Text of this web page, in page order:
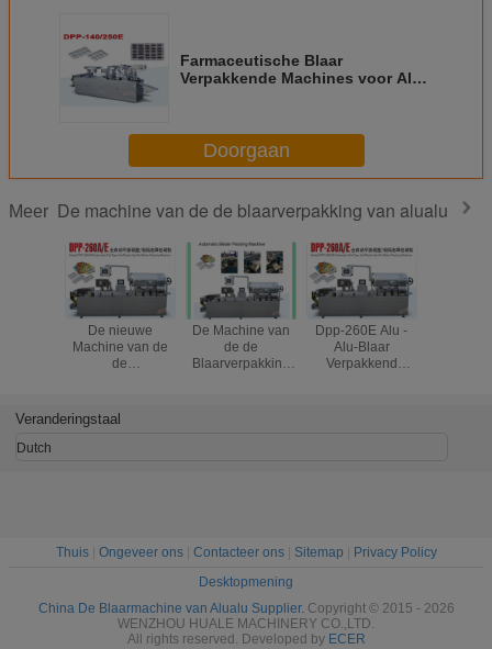
Farmaceutische Blaar
Verpakkende Machines voor Alu-
Doorgaan
Meer De machine van de de blaarverpakking van alualu
De nieuwe
Machine van de
de
de Voorwaarden
Gemakkelijke
De Machine van
de de
Blaarverpakking
Dpp-260E Alu -
Alu-Blaar
Verpakkend
Veranderingstaal
Dutch
Thuis| Ongeveer ons| Contacteer ons| Sitemap
Privacy Policy
Desktopmening
China De Blaarmachine van Alualu Supplier. Copyright © 2015 - 2026
WENZHOU HUALE MACHINERY CO.,LTD.
All rights reserved. Developed by ECER